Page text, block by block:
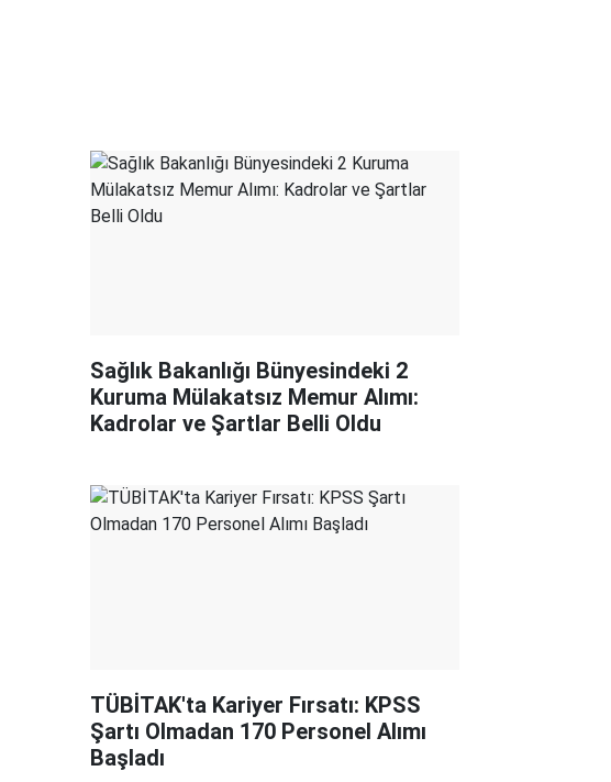
Sağlık Bakanlığı Bünyesindeki 2
Kuruma Mülakatsız Memur Alımı:
Kadrolar ve Şartlar Belli Oldu
TÜBİTAK'ta Kariyer Fırsatı: KPSS
Şartı Olmadan 170 Personel Alımı
Başladı